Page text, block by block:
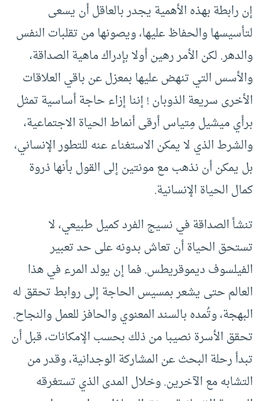
إن رابطة بهذه الأهمية يجدر بالعاقل أن يسعى
لتأسيسها والحفاظ عليها، ويصونها من تقلبات النفس
والدهر. لكن الأمر رهين أولا بإدراك ماهية الصداقة،
والأسس التي تنهض عليها بمعزل عن باقي العلاقات
الأخرى سريعة الذوبان ! إننا إزاء حاجة أساسية تمثل
برأي ميشيل مِتياس أرقى أنماط الحياة الاجتماعية،
والشرط الذي لا يمكن الاستغناء عنه للتطور الإنساني،
بل يمكن أن نذهب مع مونتين إلى القول بأنها ذروة
كمال الحياة الإنسانية.
تنشأ الصداقة في نسيج الفرد كميل طبيعي، لا
تستحق الحياة أن تعاش بدونه على حد تعبير
الفيلسوف ديموقريطس. فما إن يولد المرء في هذا
العالم حتى يشعر بمسيس الحاجة إلى روابط تحقق له
البهجة، وتُمده بالسند المعنوي والحافز للعمل والنجاح.
تحقق الأسرة نصيبا من ذلك بحسب الإمكانات، قبل أن
تبدأ رحلة البحث عن المشاركة الوجدانية، وقدر من
التشابه مع الآخرين. وخلال المدى الذي تستغرقه